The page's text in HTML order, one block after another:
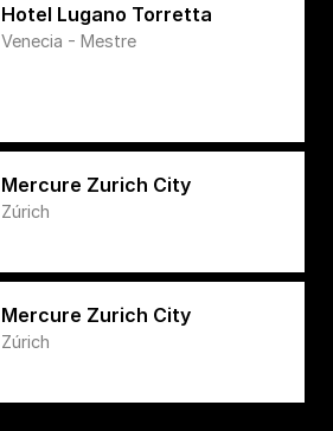
Hotel Lugano Torretta
Venecia - Mestre
Mercure Zurich City
Zúrich
Mercure Zurich City
Zúrich